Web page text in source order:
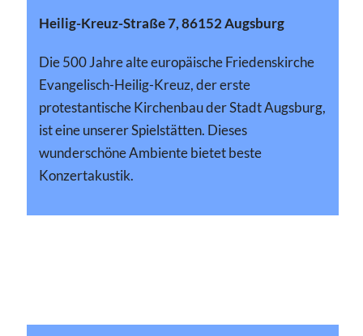
Heilig-Kreuz-Straße 7, 86152 Augsburg
Die 500 Jahre alte europäische Friedenskirche
Evangelisch-Heilig-Kreuz, der erste
protestantische Kirchenbau der Stadt Augsburg,
ist eine unserer Spielstätten. Dieses
wunderschöne Ambiente bietet beste
Konzertakustik.